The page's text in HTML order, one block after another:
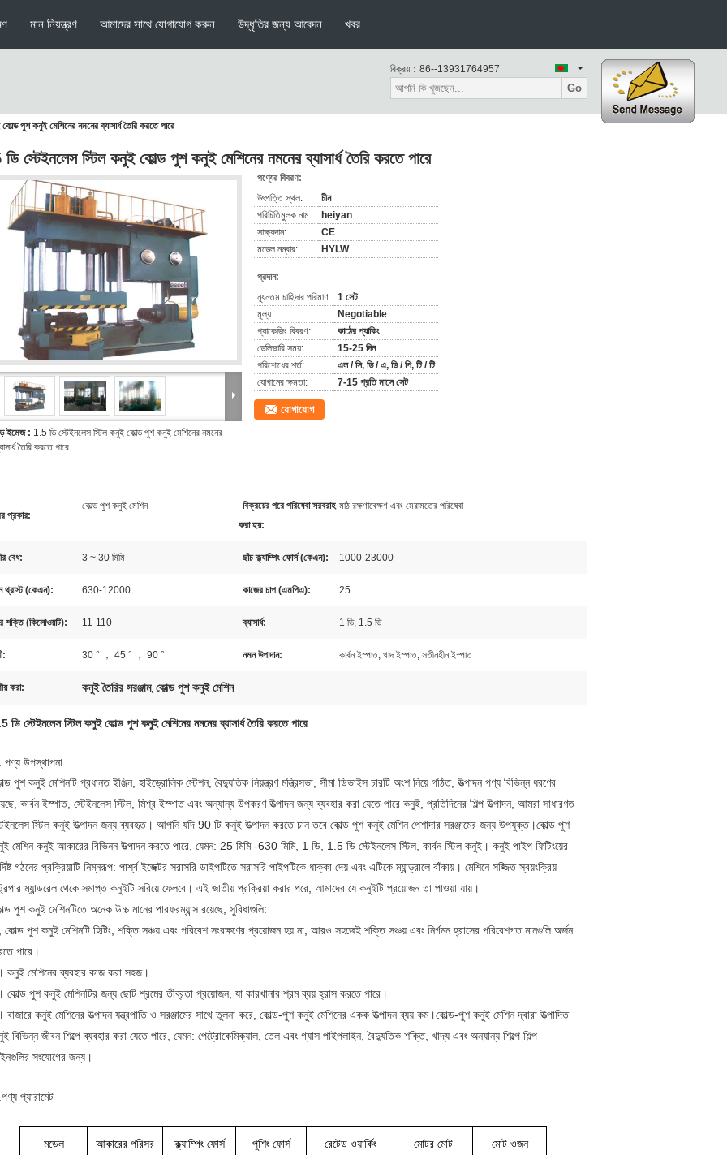
মান নিয়ন্ত্রণ আমাদের সাথে যোগাযোগ করুন উদ্ধৃতির জন্য আবেদন খবর
বিক্রয়： 86--13931764957
Go
পুশ কনুই মেশিনের নমনের ব্যাসার্ধ তৈরি করতে পারে
স্টেইনলেস স্টিল কনুই কোল্ড পুশ কনুই মেশিনের নমনের ব্যাসার্ধ তৈরি করতে পারে
ইমেজ : 1.5 ডি স্টেইনলেস স্টিল কনুই কোল্ড পুশ কনুই মেশিনের নমনের
তৈরি করতে পারে
পণ্যের বিবরণ:
উৎপত্তি স্থল:
চীন
পরিচিতিমুলক নাম:
heiyan
সাক্ষ্যদান:
CE
মডেল নম্বার:
HYLW
প্রদান:
ন্যূনতম চাহিদার পরিমাণ: 1 সেট
মূল্য:
Negotiable
প্যাকেজিং বিবরণ:
কাঠের প্যাকিং
ডেলিভারি সময়:
15-25 দিন
পরিশোধের শর্ত:
এল / সি, ডি / এ, ডি / পি, টি / টি
যোগানের ক্ষমতা:
7-15 প্রতি মাসে সেট
যোগাযোগ
প্রকার:
কোল্ড পুশ কনুই মেশিন
বিক্রয়ের পরে পরিষেবা সরবরাহ
করা হয়:
মাঠ রক্ষণাবেক্ষণ এবং মেরামতের পরিষেবা
বেধ: 3 ~ 30 মিমি ছাঁচ ক্ল্যাম্পিং ফোর্স (কেএন): 1000-23000
থ্রাস্ট (কেএন): 630-12000 কাজের চাপ (এমপিএ): 25
শক্তি (কিলোওয়াট): 11-110 ব্যাসার্ধ: 1 ডি, 1.5 ডি
30 ° ， 45 ° ， 90 ° নমন উপাদান: কার্বন ইস্পাত, খাদ ইস্পাত, সতীনহীন ইস্পাত
করা: কনুই তৈরির সরঞ্জাম, কোল্ড পুশ কনুই মেশিন
ডি স্টেইনলেস স্টিল কনুই কোল্ড পুশ কনুই মেশিনের নমনের ব্যাসার্ধ তৈরি করতে পারে
পণ্য উপস্থাপনা
পুশ কনুই মেশিনটি প্রধানত ইঞ্জিন, হাইড্রোলিক স্টেশন, বৈদ্যুতিক নিয়ন্ত্রণ মন্ত্রিসভা, সীমা ডিভাইস চারটি অংশ নিয়ে গঠিত, উত্পাদন পণ্য বিভিন্ন ধরণের
কার্বন ইস্পাত, স্টেইনলেস স্টিল, মিশ্র ইস্পাত এবং অন্যান্য উপকরণ উত্পাদন জন্য ব্যবহার করা যেতে পারে কনুই, প্রতিদিনের শিল্প উত্পাদন, আমরা সাধারণত
স্টিল কনুই উত্পাদন জন্য ব্যবহৃত। আপনি যদি 90 টি কনুই উত্পাদন করতে চান তবে কোল্ড পুশ কনুই মেশিন পেশাদার সরঞ্জামের জন্য উপযুক্ত।কোল্ড পুশ
মেশিন কনুই আকারের বিভিন্ন উত্পাদন করতে পারে, যেমন: 25 মিমি -630 মিমি, 1 ডি, 1.5 ডি স্টেইনলেস স্টিল, কার্বন স্টিল কনুই। কনুই পাইপ ফিটিংয়ের
গঠনের প্রক্রিয়াটি নিম্নরূপ: পার্শ্ব ইজেক্টর সরাসরি ডাইপটিতে সরাসরি পাইপটিকে ধাক্কা দেয় এবং এটিকে ম্যান্ড্রালে বাঁকায়। মেশিনে সজ্জিত স্বয়ংক্রিয়
ম্যান্ডরেল থেকে সমাপ্ত কনুইটি সরিয়ে ফেলবে। এই জাতীয় প্রক্রিয়া করার পরে, আমাদের যে কনুইটি প্রয়োজন তা পাওয়া যায়।
পুশ কনুই মেশিনটিতে অনেক উচ্চ মানের পারফরম্যান্স রয়েছে, সুবিধাগুলি:
পুশ কনুই মেশিনটি হিটিং, শক্তি সঞ্চয় এবং পরিবেশ সংরক্ষণের প্রয়োজন হয় না, আরও সহজেই শক্তি সঞ্চয় এবং নির্গমন হ্রাসের পরিবেশগত মানগুলি অর্জন
পারে।
কনুই মেশিনের ব্যবহার কাজ করা সহজ।
কোল্ড পুশ কনুই মেশিনটির জন্য ছোট শ্রমের তীব্রতা প্রয়োজন, যা কারখানার শ্রম ব্যয় হ্রাস করতে পারে।
বাজারে কনুই মেশিনের উত্পাদন যন্ত্রপাতি ও সরঞ্জামের সাথে তুলনা করে, কোল্ড-পুশ কনুই মেশিনের একক উত্পাদন ব্যয় কম।কোল্ড-পুশ কনুই মেশিন দ্বারা উত্পাদিত
বিভিন্ন জীবন শিল্পে ব্যবহার করা যেতে পারে, যেমন: পেট্রোকেমিক্যাল, তেল এবং গ্যাস পাইপলাইন, বৈদ্যুতিক শক্তি, খাদ্য এবং অন্যান্য শিল্পে শিল্প
সংযোগের জন্য।
প্যারামেট
মডেল
আকারের পরিসর
ক্ল্যাম্পিং ফোর্স
পুশিং ফোর্স
রেটেড ওয়ার্কিং
মোটর মোট
মোট ওজন